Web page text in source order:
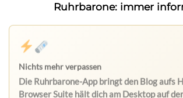
Ruhrbarone: immer
Nichts mehr verpassen
Die Ruhrbarone-App bringt den Blog aufs
Browser Suite hält dich am Desktop auf